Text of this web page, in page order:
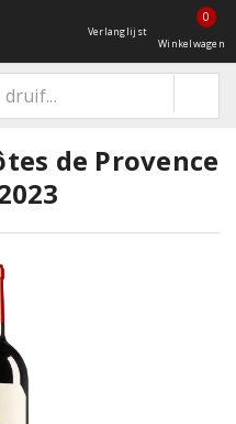
Verlanglijst
0
Winkelwagen
de Provence